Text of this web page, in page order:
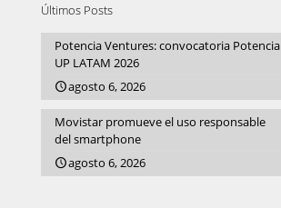
Últimos Posts
Potencia Ventures: convocatoria Potencia
UP LATAM 2026
agosto 6, 2026
Movistar promueve el uso responsable
del smartphone
agosto 6, 2026